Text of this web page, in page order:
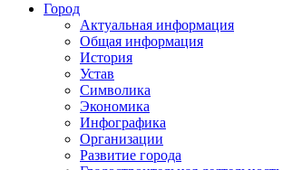
Город
Актуальная информация
Общая информация
История
Устав
Символика
Экономика
Инфографика
Организации
Развитие города